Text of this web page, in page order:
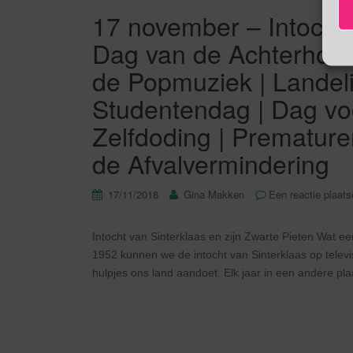
17 november –
Dag van de
de Popmuziek |
Studentendag | Dag
Zelfdoding |
de Afvalvermindering
17/11/2018 Gina Makken Een reactie
Intocht van Sinterklaas en zijn Zwarte Pieten Wat
1952 kunnen we de intocht van Sinterklaas op
hulpjes ons land aandoet. Elk jaar in een andere